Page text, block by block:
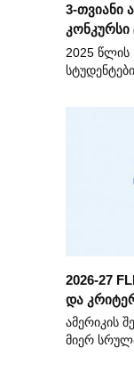
3-თვიანი
კონკურსი
2025 წლის
2026-27
და
ამერიკის
მიერ